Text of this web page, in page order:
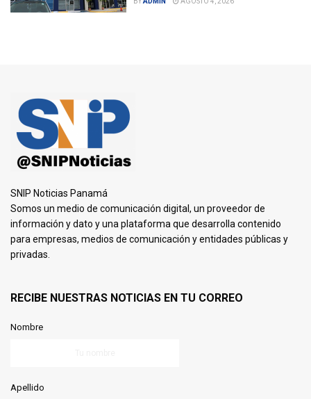
SNIP Noticias Panamá
Somos un medio de comunicación digital, un proveedor de
información y dato y una plataforma que desarrolla contenido
para empresas, medios de comunicación y entidades públicas y
privadas.
RECIBE NUESTRAS NOTICIAS EN TU CORREO
Nombre
Apellido